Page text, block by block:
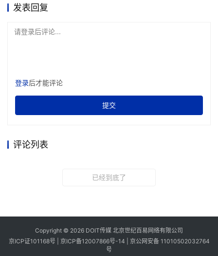
发表回复
请登录后评论...
登录后才能评论
提交
评论列表
已经到底了
Copyright © 2026 DOIT传媒 北京世纪百易网络有限公司
京ICP证101168号 | 京ICP备12007866号-14
京公网安备 11010502032764
号